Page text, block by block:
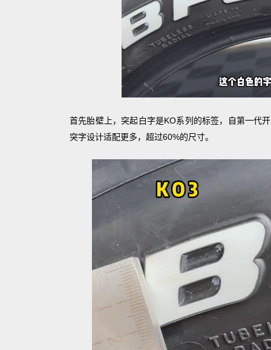
首先胎壁上，突起白字是KO系列的标签，自第一代
突字设计适配更多，超过60%的尺寸。